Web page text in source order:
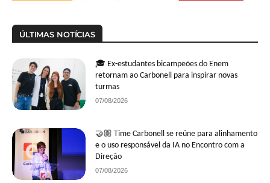
ÚLTIMAS NOTÍCIAS
🎓 Ex-estudantes bicampeões do Enem
retornam ao Carbonell para inspirar novas
turmas
07/08/2026
🤝🏼 Time Carbonell se reúne para alinhamento
e o uso responsável da IA no Encontro com a
Direção
07/08/2026